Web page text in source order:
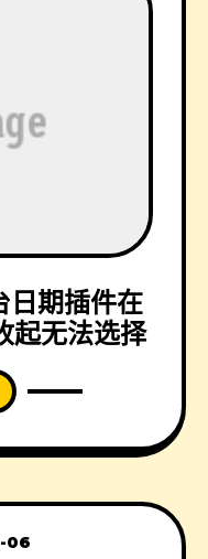
日期插件在
起无法选择
06